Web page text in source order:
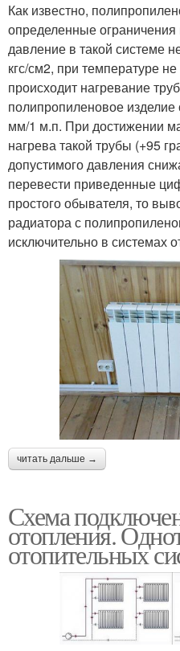
Как известно,
определенные
давление в такой системе
кгс/см2, при температуре
происходит нагревание
полипропиленовое изделие
мм/1 м.п. При достижении
нагрева такой трубы (+95
допустимого давления
перевести приведенные
простого обывателя, то
радиатора с
исключительно в системах
читать дальше →
Схема
отопления.
отопительных